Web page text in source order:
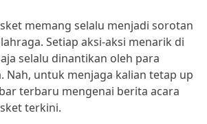
memang selalu menjadi sorotan
Setiap aksi-aksi menarik di
selalu dinantikan oleh para
Nah, untuk menjaga kalian tetap up
terbaru mengenai berita acara
terkini.